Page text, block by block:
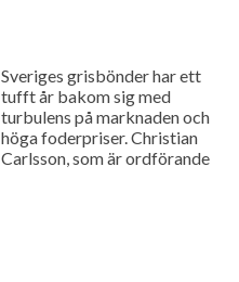
Sveriges grisbönder har ett
tufft år bakom sig med
turbulens på marknaden och
höga foderpriser. Christian
Carlsson, som är ordförande